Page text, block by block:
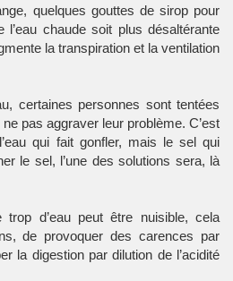
quelques gouttes de sirop pour
chaude soit plus désaltérante
la transpiration et la ventilation
certaines personnes sont tentées
pas aggraver leur problème. C’est
qui fait gonfler, mais le sel qui
le sel, l’une des solutions sera, là
d’eau peut être nuisible, cela
de provoquer des carences par
la digestion par dilution de l’acidité